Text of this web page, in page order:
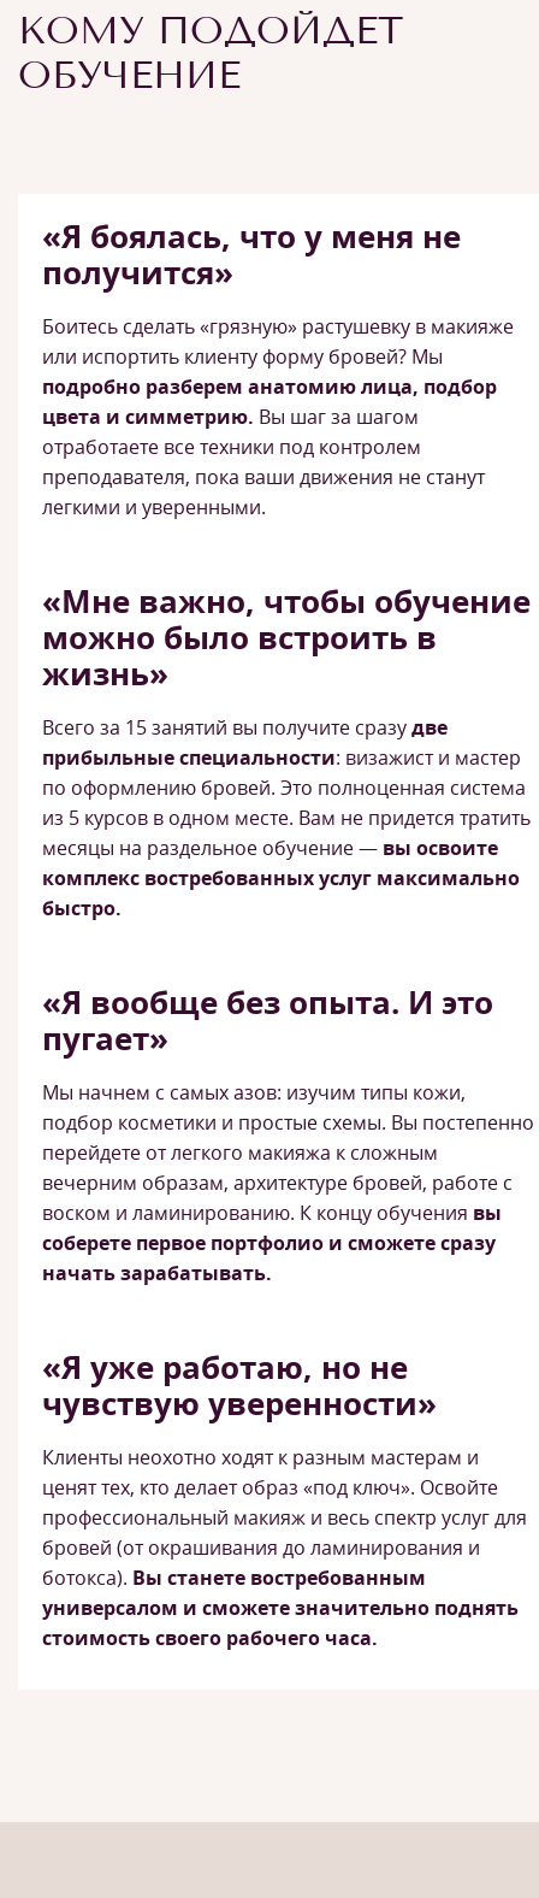
КОМУ ПОДОЙДЕТ
ОБУЧЕНИЕ
«Я боялась, что у меня не
получится»
Боитесь сделать «грязную» растушевку в макияже
или испортить клиенту форму бровей? Мы
подробно разберем анатомию лица, подбор
цвета и симметрию. Вы шаг за шагом
отработаете все техники под контролем
преподавателя, пока ваши движения не станут
легкими и уверенными.
«Мне важно, чтобы обучение
можно было встроить в
жизнь»
Всего за 15 занятий вы получите сразудве
прибыльные специальности: визажист и мастер
по оформлению бровей. Это полноценная система
из 5 курсов в одном месте. Вам не придется тратить
месяцы на раздельное обучение — вы освоите
комплекс востребованных услуг максимально
быстро.
«Я вообще без опыта. И это
пугает»
Мы начнем с самых азов: изучим типы кожи,
подбор косметики и простые схемы. Вы постепенно
перейдете от легкого макияжа к сложным
вечерним образам, архитектуре бровей, работе с
воском и ламинированию. К концу обучения вы
соберете первое портфолио и сможете сразу
начать зарабатывать.
«Я уже работаю, но не
чувствую уверенности»
Клиенты неохотно ходят к разным мастерам и
ценят тех, кто делает образ «под ключ». Освойте
профессиональный макияж и весь спектр услуг для
бровей (от окрашивания до ламинирования и
ботокса). Вы станете востребованным
универсалом и сможете значительно поднять
стоимость своего рабочего часа.